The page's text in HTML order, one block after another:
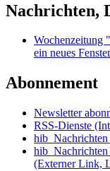
Nachrichten,
Wochenzeitung
ein neues
Abonnement
Newsletter
RSS-Dienste
(Externer Link,